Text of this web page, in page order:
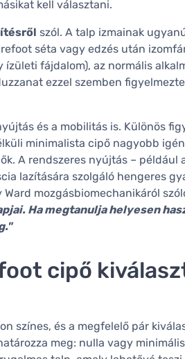
kell választani.
szól. A talp izmainak
séta vagy edzés után
fájdalom), az normális
ezzel szemben
és a mobilitás is. Különös
minimalista cipő nagyobb
A rendszeres nyújtás – például
lazítására szolgáló hengeres
mozgásbiomechanikáról
Ha megtanulja helyesen
cipő
színes, és a megfelelő pár
meg: nulla vagy